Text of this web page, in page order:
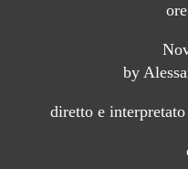
by
diretto e